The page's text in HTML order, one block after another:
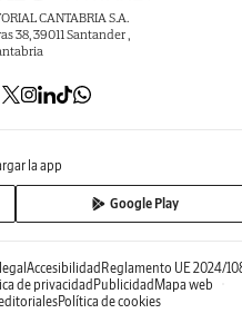
CANTABRIA S.A.
38, 39011 Santander ,
la app
Google Play
AccesibilidadReglamento UE 2024/
de privacidadPublicidadMapa web
Política de cookies